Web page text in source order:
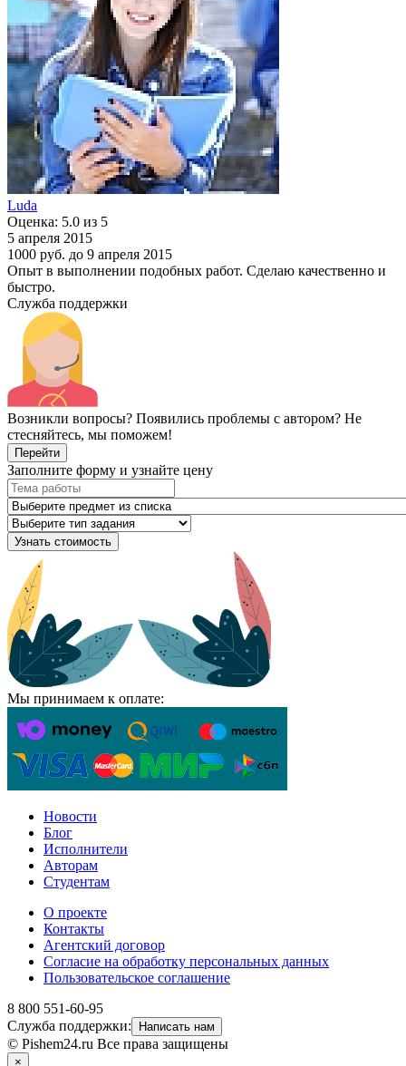
Luda
Оценка: 5.0 из 5
5 апреля 2015
1000 руб. до 9 апреля 2015
Опыт в выполнении подобных работ. Сделаю качественно и
быстро.
Служба поддержки
Возникли вопросы? Появились проблемы с автором? Не
стесняйтесь, мы поможем!
Перейти
Заполните форму и узнайте цену
Узнать стоимость
Мы принимаем к оплате:
Новости
Блог
Исполнители
Авторам
Студентам
О проекте
Контакты
Агентский договор
Согласие на обработку персональных данных
Пользовательское соглашение
8 800 551-60-95
Служба поддержки:
Написать нам
© Pishem24.ru Все права защищены
×